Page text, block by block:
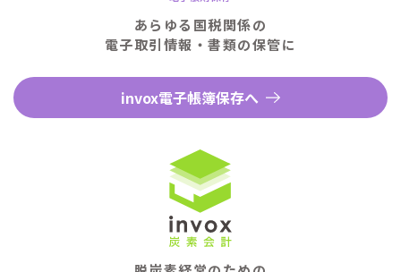
あらゆる国税関係の
電子取引情報・書類の保管に
invox電子帳簿保存へ